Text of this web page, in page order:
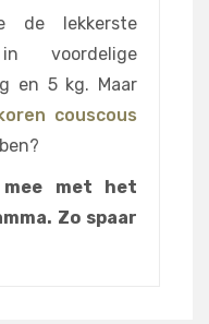
de lekkerste
voordelige
en 5 kg. Maar
couscous
met het
Zo spaar